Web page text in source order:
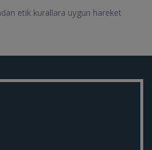
etik kurallara uygun hareket